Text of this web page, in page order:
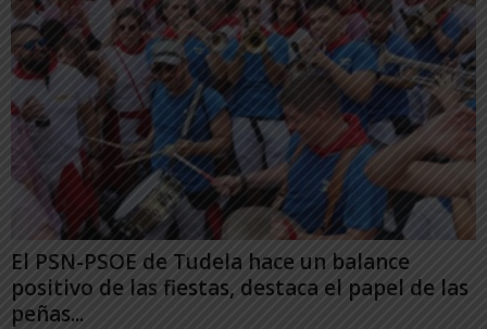
El PSN-PSOE de Tudela hace un balance
positivo de las fiestas, destaca el papel de las
peñas...